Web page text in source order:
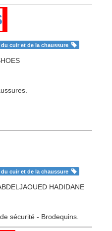
cuir et de la chaussure
cuir et de la chaussure
HADIDANE
sécurité - Brodequins.